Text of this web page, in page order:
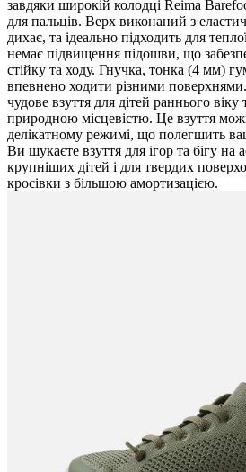
завдяки широкій колодці Reima
для пальців. Верх виконаний з
дихає, та ідеально підходить для
немає підвищення підошви, що
стійку та ходу. Гнучка, тонка (4 мм)
впевнено ходити різними
чудове взуття для дітей раннього
природною місцевістю. Це взуття
делікатному режимі, що полегшить
Ви шукаєте взуття для ігор та бігу на
крупніших дітей і для твердих
кросівки з більшою амортизацією.